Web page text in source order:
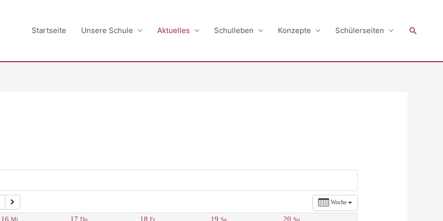
Startseite Unsere Schule Aktuelles Schulleben Konzepte Schülerseiten Suchen
Woche
16 Mi. 17 Do. 18 Fr. 19 Sa. 20 So.